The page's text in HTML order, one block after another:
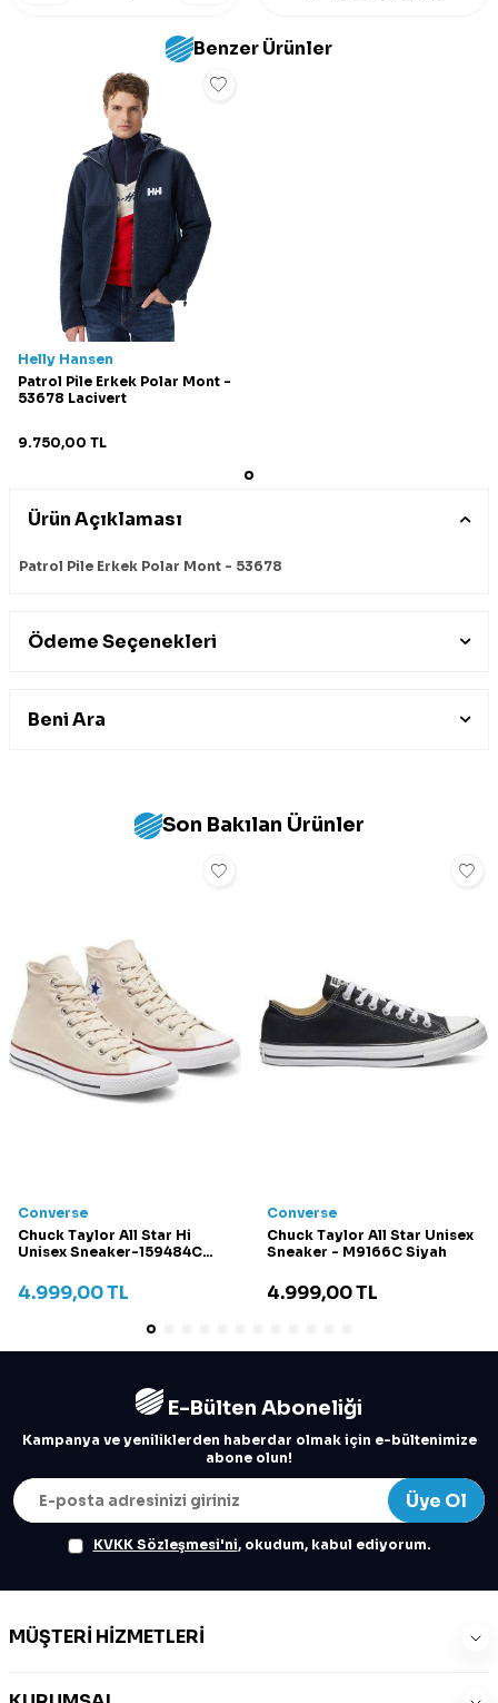
Benzer Ürünler
Helly Hansen
Patrol Pile Erkek Polar Mont -
53678 Lacivert
9.750,00 TL
Ürün Açıklaması
Patrol Pile Erkek Polar Mont - 53678
Ödeme Seçenekleri
Beni Ara
Son Bakılan Ürünler
Converse
Chuck Taylor All Star Hi
Unisex Sneaker-159484C
4.999,00TL
Converse
Chuck Taylor All Star Unisex
Sneaker - M9166C Siyah
4.999,00TL
E-Bülten Aboneliği
Kampanya ve yeniliklerden haberdar olmak için e-bültenimize
abone olun!
Üye Ol
KVKK Sözleşmesi'ni, okudum, kabul ediyorum.
MÜŞTERI HIZMETLERI